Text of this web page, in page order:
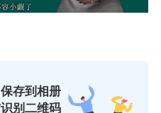
接评审高级职称评审结
存到相册
别二维码